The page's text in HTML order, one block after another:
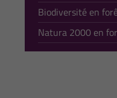
Biodiversité en
Natura 2000 en